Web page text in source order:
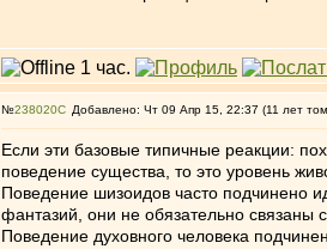
№238020 Добавлено: Чт 09 Апр 15, 22:37 (11 лет
Если эти базовые типичные реакции:
поведение существа, то это уровень
Поведение шизоидов часто подчинено
фантазий, они не обязательно связаны
Поведение духовного человека